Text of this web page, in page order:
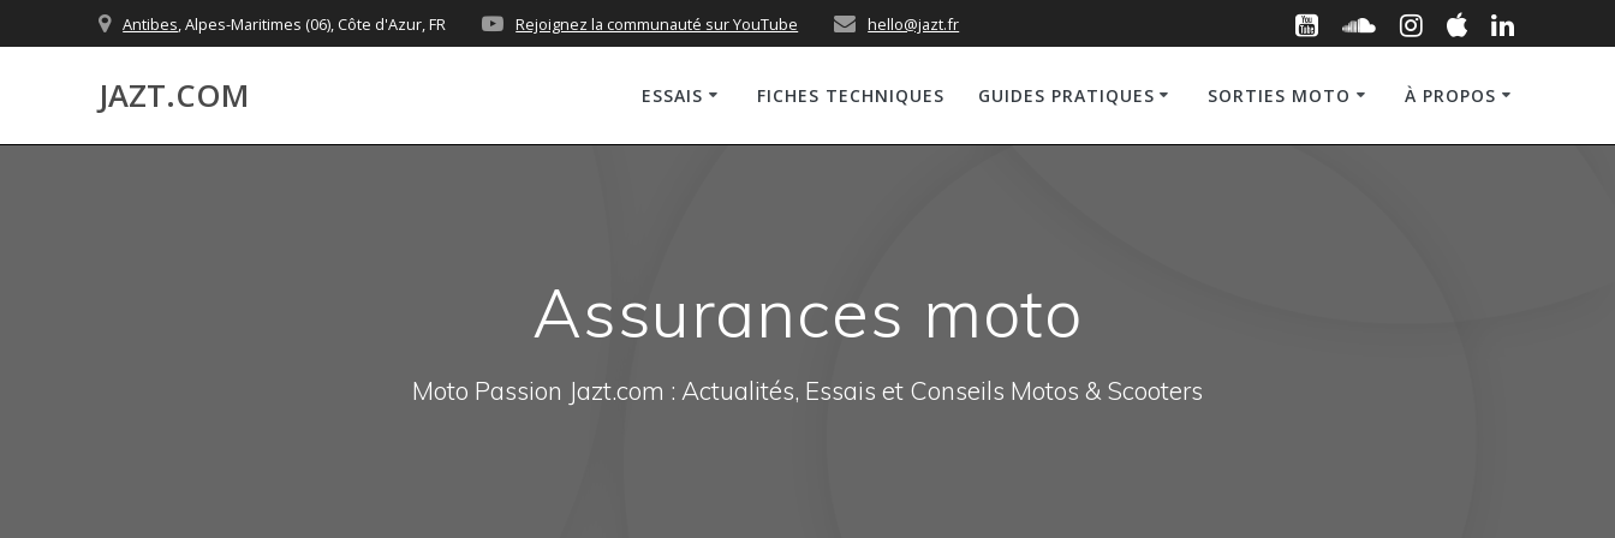
to
Antibes, Alpes-Maritimes (06), Côte d'Azur, FR Rejoignez la communauté sur YouTube hello@jazt.fr
JAZT.COM ESSAIS FICHES TECHNIQUES GUIDES PRATIQUES SORTIES MOTO À PROPOS
Assurances moto
Moto Passion Jazt.com : Actualités, Essais et Conseils Motos & Scooters